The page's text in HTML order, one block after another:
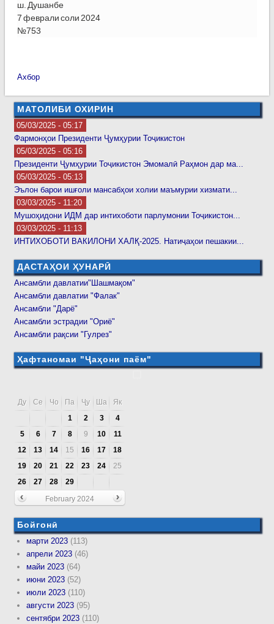
ш. Душанбе
7 феврали соли 2024
№753
Ахбор
МАТОЛИБИ ОХИРИН
05/03/2025 - 05:17
Фармонҳои Президенти Ҷумҳурии Тоҷикистон
05/03/2025 - 05:16
Президенти Ҷумҳурии Тоҷикистон Эмомалӣ Раҳмон дар ма...
05/03/2025 - 05:13
Эълон барои ишғоли мансабҳои холии маъмурии хизмати...
03/03/2025 - 11:20
Мушоҳидони ИДМ дар интихоботи парлумонии Тоҷикистон...
03/03/2025 - 11:13
ИНТИХОБОТИ ВАКИЛОНИ ХАЛҚ-2025. Натиҷаҳои пешакии...
ДАСТАҲОИ ҲУНАРӢ
Ансамбли давлатии"Шашмақом"
Ансамбли давлатии "Фалак"
Ансамбли "Дарё"
Ансамбли эстрадии "Ориё"
Ансамбли рақсии "Гулрез"
Ҳафтаномаи "Ҷаҳони паём"
Ду Се Чо Па Ҷу Ша
Як
1
2 3
4
5
6 7 8 9 10
11
12
13 14 15 16 17
18
19
20 21 22 23 24
25
26
27 28
29
February 2024
Бойгонӣ
марти 2023 (113)
апрели 2023 (46)
майи 2023 (64)
июни 2023 (52)
июли 2023 (110)
августи 2023 (95)
сентябри 2023 (110)